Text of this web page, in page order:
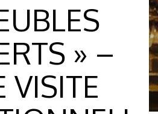
» –
VISITE